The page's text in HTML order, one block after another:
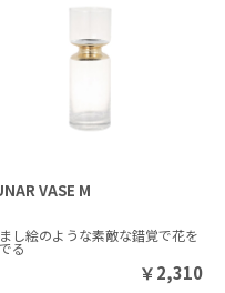
VASE M
し絵のような素敵な錯覚で花を
る
￥2,310